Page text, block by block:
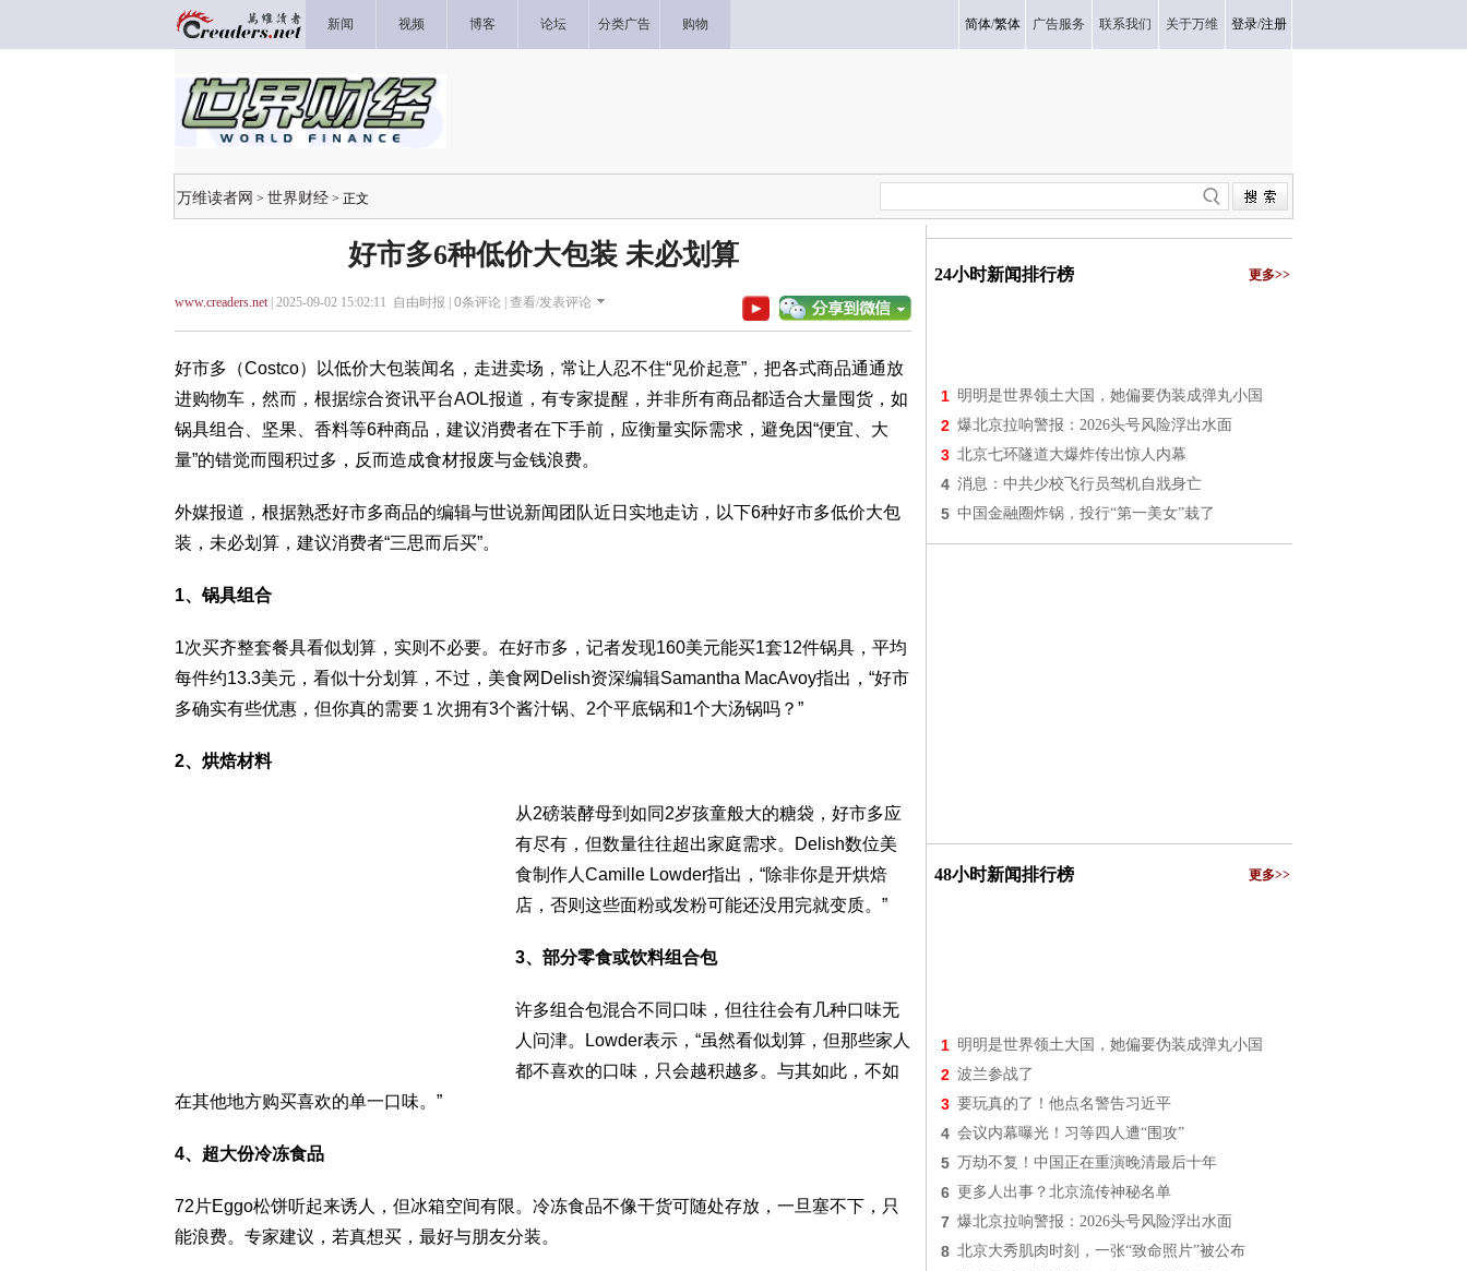
新闻 视频 博客 论坛 分类广告 购物 简体/繁体 广告服务 联系我们 关于万维 登录/注册
万维读者网 > 世界财经 > 正文
好市多6种低价大包装 未必划算
www.creaders.net| 2025-09-02 15:02:11 自由时报 | 0条评论 | 查看/发表评论
好市多（Costco）以低价大包装闻名，走进卖场，常让人忍不住“见价起意”，把各式商品通通放
进购物车，然而，根据综合资讯平台AOL报道，有专家提醒，并非所有商品都适合大量囤货，如
锅具组合、坚果、香料等6种商品，建议消费者在下手前，应衡量实际需求，避免因“便宜、大
量”的错觉而囤积过多，反而造成食材报废与金钱浪费。
外媒报道，根据熟悉好市多商品的编辑与世说新闻团队近日实地走访，以下6种好市多低价大包
装，未必划算，建议消费者“三思而后买”。
1、锅具组合
1次买齐整套餐具看似划算，实则不必要。在好市多，记者发现160美元能买1套12件锅具，平均
每件约13.3美元，看似十分划算，不过，美食网Delish资深编辑Samantha MacAvoy指出，“好市
多确实有些优惠，但你真的需要１次拥有3个酱汁锅、2个平底锅和1个大汤锅吗？”
2、烘焙材料
从2磅装酵母到如同2岁孩童般大的糖袋，好市多应
有尽有，但数量往往超出家庭需求。Delish数位美
食制作人Camille Lowder指出，“除非你是开烘焙
店，否则这些面粉或发粉可能还没用完就变质。”
3、部分零食或饮料组合包
许多组合包混合不同口味，但往往会有几种口味无
人问津。Lowder表示，“虽然看似划算，但那些家人
都不喜欢的口味，只会越积越多。与其如此，不如
在其他地方购买喜欢的单一口味。”
4、超大份冷冻食品
72片Eggo松饼听起来诱人，但冰箱空间有限。冷冻食品不像干货可随处存放，一旦塞不下，只
能浪费。专家建议，若真想买，最好与朋友分装。
24小时新闻排行榜 更多>>
1 明明是世界领土大国，她偏要伪装成弹丸小国
2 爆北京拉响警报：2026头号风险浮出水面
3 北京七环隧道大爆炸传出惊人内幕
4 消息：中共少校飞行员驾机自戕身亡
5 中国金融圈炸锅，投行“第一美女”栽了
48小时新闻排行榜 更多>>
1 明明是世界领土大国，她偏要伪装成弹丸小国
2 波兰参战了
3 要玩真的了！他点名警告习近平
4 会议内幕曝光！习等四人遭“围攻”
5 万劫不复！中国正在重演晚清最后十年
6 更多人出事？北京流传神秘名单
7 爆北京拉响警报：2026头号风险浮出水面
8 北京大秀肌肉时刻，一张“致命照片”被公布